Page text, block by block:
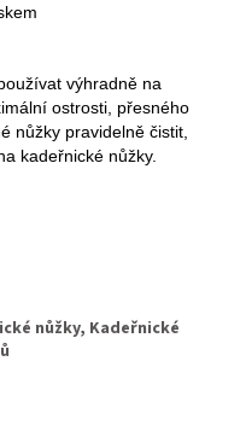
výhradně na
ostrosti, přesného
nůžky pravidelně čistit,
kadeřnické nůžky.
nůžky, Kadeřnické